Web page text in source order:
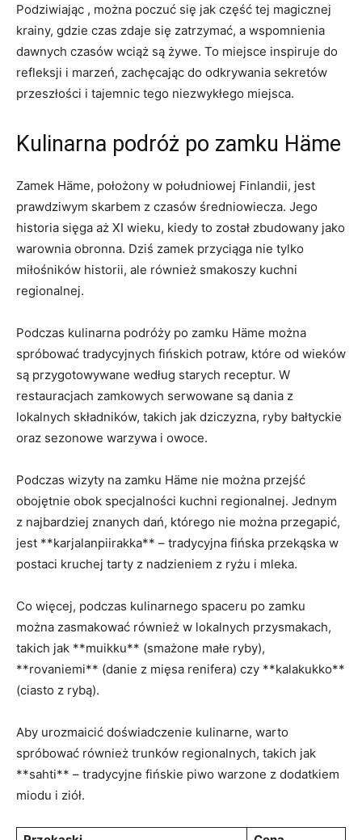
Podziwiając , można poczuć się⁢ jak część tej magicznej⁣
krainy, gdzie czas ⁤zdaje się zatrzymać, a wspomnienia
dawnych czasów ‍wciąż są żywe. To miejsce inspiruje do
refleksji i marzeń, zachęcając ⁢do odkrywania sekretów
przeszłości i tajemnic‌ tego niezwykłego miejsca.
Kulinarna podróż po zamku Häme
Zamek ⁣Häme, położony w‌ południowej Finlandii, jest
prawdziwym skarbem‌ z czasów średniowiecza. Jego
historia sięga aż XI wieku, kiedy ⁢to został zbudowany jako
warownia obronna. ⁣Dziś ‍zamek przyciąga nie tylko‌
miłośników historii,‌ ale również smakoszy kuchni
regionalnej.
Podczas ⁢kulinarna podróży po zamku‍ Häme można
spróbować ​tradycyjnych fińskich potraw, które od wieków
są​ przygotowywane⁢ według starych receptur. W‍
restauracjach zamkowych serwowane są dania z‍
lokalnych ‌składników, takich jak dziczyzna, ryby bałtyckie
⁢oraz sezonowe warzywa i owoce.
Podczas​ wizyty na ‍zamku Häme nie można przejść
‌obojętnie obok specjalności kuchni regionalnej. Jednym
z najbardziej ​znanych dań, którego nie można przegapić,‌
jest **karjalanpiirakka** – tradycyjna fińska przekąska​ w
postaci kruchej tarty z nadzieniem ‍z ryżu i mleka.
Co więcej, podczas kulinarnego ‍spaceru⁣ po zamku
można zasmakować również w lokalnych przysmakach,
takich jak **muikku**⁤ (smażone ‌małe ryby),
**rovaniemi**​ (danie z mięsa renifera) czy **kalakukko**
(ciasto z‍ rybą).
Aby urozmaicić ‍doświadczenie ​kulinarne, warto
spróbować również⁣ trunków regionalnych, takich jak
**sahti** –⁤ tradycyjne fińskie piwo warzone z dodatkiem ​
miodu i ziół.